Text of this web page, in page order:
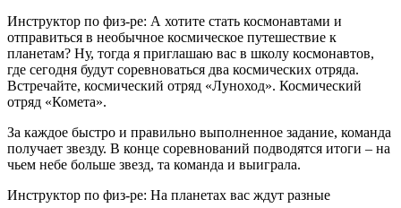
Инструктор по физ-ре: А хотите стать космонавтами и
отправиться в необычное космическое путешествие к
планетам? Ну, тогда я приглашаю вас в школу космонавтов,
где сегодня будут соревноваться два космических отряда.
Встречайте, космический отряд «Луноход». Космический
отряд «Комета».
За каждое быстро и правильно выполненное задание, команда
получает звезду. В конце соревнований подводятся итоги – на
чьем небе больше звезд, та команда и выиграла.
Инструктор по физ-ре: На планетах вас ждут разные